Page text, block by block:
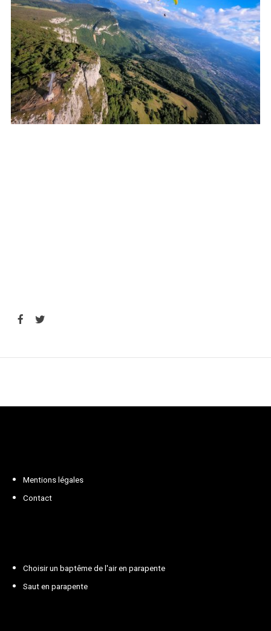
Login
Username or email address*
Mentions légales
Contact
Choisir un baptême de l'air en parapente
Saut en parapente